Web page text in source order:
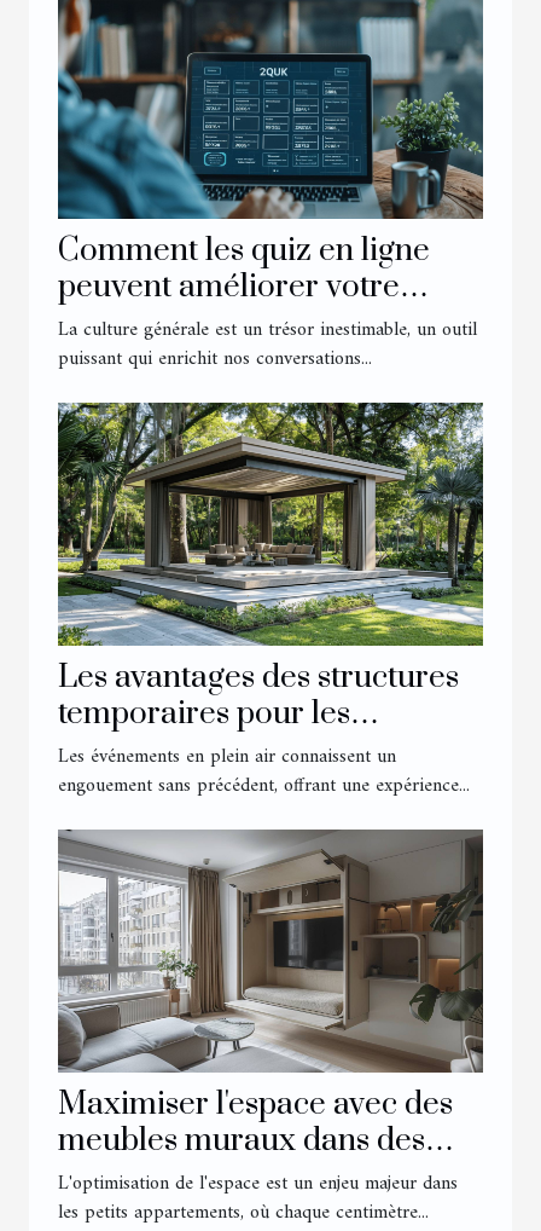
Comment les quiz en ligne
peuvent améliorer votre
culture générale
La culture générale est un trésor inestimable, un outil
puissant qui enrichit nos conversations...
Les avantages des structures
temporaires pour les
événements extérieurs
Les événements en plein air connaissent un
engouement sans précédent, offrant une expérience...
Maximiser l'espace avec des
meubles muraux dans des
petits appartements
L'optimisation de l'espace est un enjeu majeur dans
les petits appartements, où chaque centimètre...